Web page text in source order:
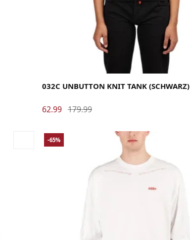
X-Small
032C UNBUTTON KNIT TANK (SCHWARZ)
62.99 179.99
-65%